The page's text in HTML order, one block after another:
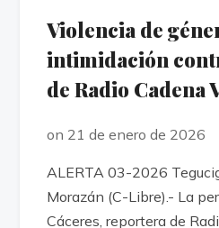
Violencia de
intimidación
de Radio Cadena
on 21 de enero de 2026
ALERTA 03-2026
Morazán (C-Libre).- La
Cáceres, reportera de